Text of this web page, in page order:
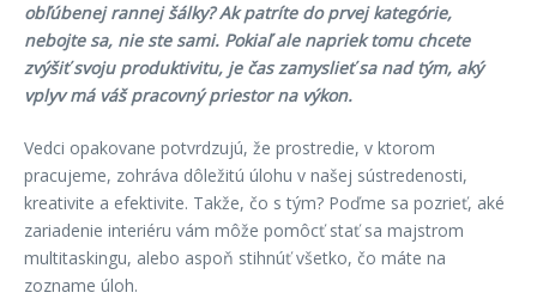
obľúbenej rannej šálky? Ak patríte do prvej kategórie,
nebojte sa, nie ste sami. Pokiaľ ale napriek tomu chcete
zvýšiť svoju produktivitu, je čas zamyslieť sa nad tým, aký
vplyv má váš pracovný priestor na výkon.
Vedci opakovane potvrdzujú, že prostredie, v ktorom
pracujeme, zohráva dôležitú úlohu v našej sústredenosti,
kreativite a efektivite. Takže, čo s tým? Poďme sa pozrieť, aké
zariadenie interiéru vám môže pomôcť stať sa majstrom
multitaskingu, alebo aspoň stihnúť všetko, čo máte na
zozname úloh.